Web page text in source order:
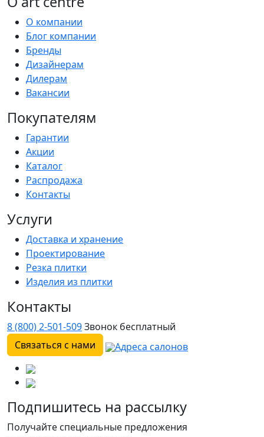
О компании
Блог компании
Бренды
Дизайнерам
Дилерам
Вакансии
Покупателям
Гарантии
Акции
Каталог
Распродажа
Контакты
Услуги
Доставка и хранение
Проектирование
Резка плитки
Изделия из плитки
Контакты
8 (800) 2-501-509Звонок бесплатный
Связаться с нами
Адреса салонов
Подпишитесь на рассылку
Получайте специальные предложения